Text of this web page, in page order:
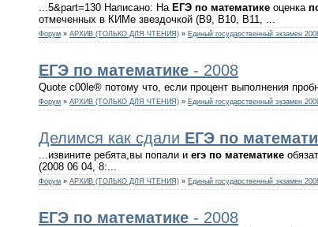
...5&part=130 Написано: На ЕГЭ по математике оценка
отмеченных в КИМе звездочкой (В9, В10, В11, ...
Форум » АРХИВ (ТОЛЬКО ДЛЯ ЧТЕНИЯ) » Единый государственный экзамен
ЕГЭ по математике - 2008
Quote c00le® потому что, если процент выполнения
Форум » АРХИВ (ТОЛЬКО ДЛЯ ЧТЕНИЯ) » Единый государственный экзамен
Делимся как сдали ЕГЭ по
...извините ребята,вы попали и егэ по математике
(2008 06 04, 8:...
Форум » АРХИВ (ТОЛЬКО ДЛЯ ЧТЕНИЯ) » Единый государственный экзамен
ЕГЭ по математике - 2008